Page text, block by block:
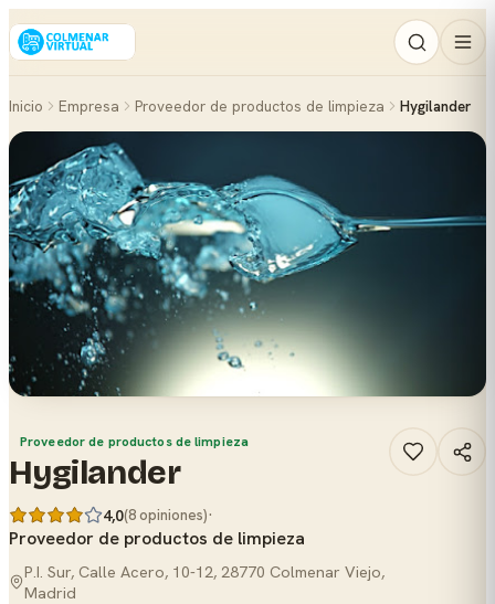
Inicio Empresa Proveedor de productos de limpieza Hygilander
Proveedor de productos de limpieza
Hygilander
4,0(8 opiniones)·
Proveedor de productos de limpieza
P.I. Sur, Calle Acero, 10-12, 28770 Colmenar Viejo,
Madrid